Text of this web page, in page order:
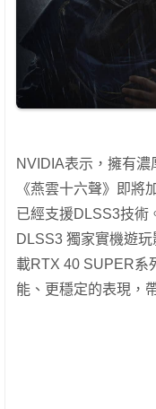
NVIDIA表示，擁有
《燕雲十六聲》即將
已經支援DLSS3技術
DLSS3 獨家實機遊
載RTX 40 SUPER系
能、更穩定的表現，